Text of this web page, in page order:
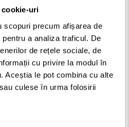
uri
scopuri precum afișarea de
a analiza traficul. De
de rețele sociale, de
cu privire la modul în
Aceștia le pot combina cu alte
culese în urma folosirii
chitara
chitara